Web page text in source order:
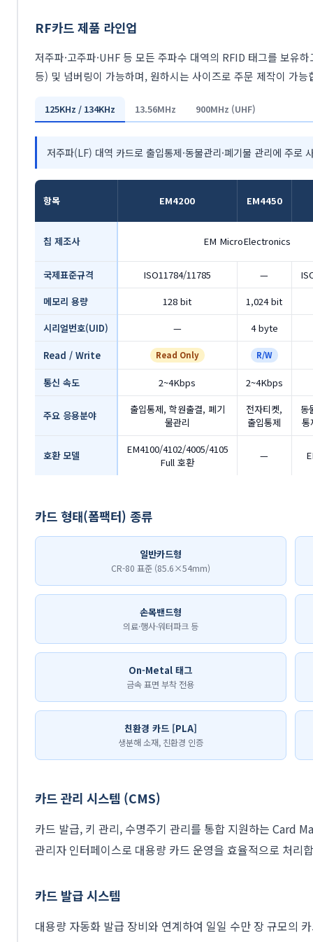
RF카드 제품 라인업
저주파·고주파·UHF 등 모든 주파수 대역의 RFID 태그를 보유
등) 및 넘버링이 가능하며, 원하시는 사이즈로 주문 제작이 가능
125KHz / 134KHz 13.56MHz 900MHz (UHF)
저주파(LF) 대역 카드로 출입통제·동물관리·폐기물 관리에 주로
항목 EM4200 EM4450
칩 제조사 EM MicroElectronics
국제표준규격 ISO11784/11785 —
메모리 용량
128 bit
1,024 bit
시리얼번호(UID)
— 4 byte
Read / Write Read Only R/W
통신 속도 2~4Kbps 2~4Kbps
주요 응용분야
출입통제, 학원출결, 폐기
물관리
전자티켓,
출입통제
동
통
호환 모델
EM4100/4102/4005/4105
Full 호환
—
카드 형태(폼팩터) 종류
일반카드형
CR-80 표준 (85.6×54mm)
손목밴드형
의료·행사·워터파크 등
On-Metal 태그
금속 표면 부착 전용
친환경 카드 [PLA]
생분해 소재, 친환경 인증
카드 관리 시스템 (CMS)
카드 발급, 키 관리, 수명주기 관리를 통합 지원하는 Card
관리자 인터페이스로 대용량 카드 운영을 효율적으로 처리
카드 발급 시스템
대용량 자동화 발급 장비와 연계하여 일일 수만 장 규모의